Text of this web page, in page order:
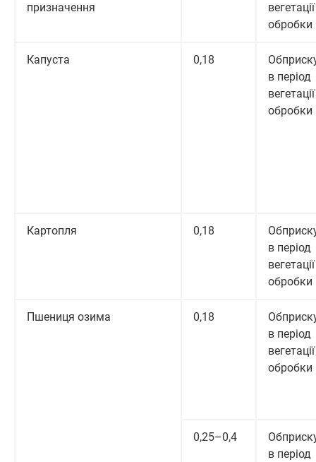
призначення
обробки
Капуста 0,18
в період
обробки
Картопля 0,18
в період
обробки
Пшениця озима 0,18
в період
обробки
0,25–0,4
в період